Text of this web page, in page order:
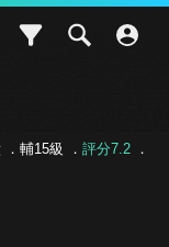
輔15級 ． 評分7.2．